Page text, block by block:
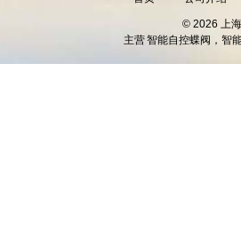
© 2026 上
主营智能自控蝶阀，智